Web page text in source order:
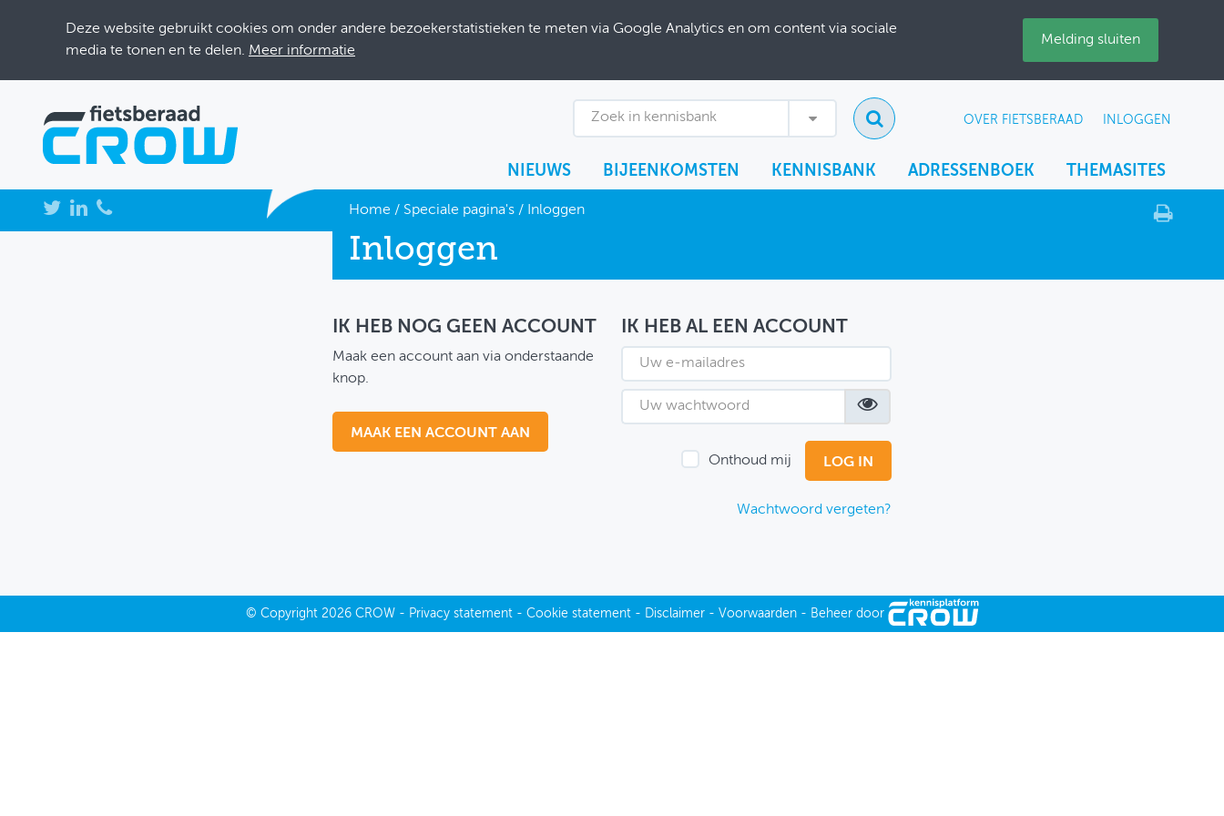
Deze website gebruikt cookies om onder andere bezoekerstatistieken te meten via Google Analytics en om content via sociale
media te tonen en te delen. Meer informatie
Melding sluiten
Zoek in kennisbank OVER FIETSBERAAD INLOGGEN
NIEUWS BIJEENKOMSTEN KENNISBANK ADRESSENBOEK THEMASITES
NIEUWS Home / Speciale pagina's/ Inloggen
Inloggen
IK HEB NOG GEEN ACCOUNT
Maak een account aan via onderstaande
knop.
MAAK EEN ACCOUNT AAN
IK HEB AL EEN ACCOUNT
Onthoud mij
Wachtwoord vergeten?
© Copyright2026 CROW - Privacy statement- Cookie statement- Disclaimer- Voorwaarden - Beheer door